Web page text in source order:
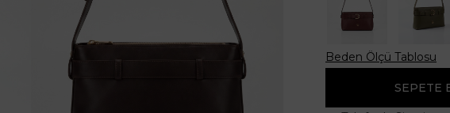
Beden Ölçü Tablosu